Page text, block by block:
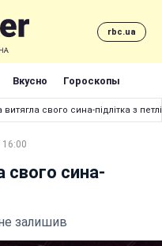
rbc.ua
Вкусно Гороскопы
свого сина-підлітка з петлі
16:00
свого сина-
залишив